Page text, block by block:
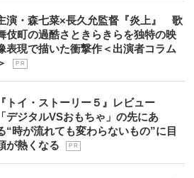
演・森七菜×長久允監督『炎上』 歌
伎町の過酷さときらきらを独特の映
表現で描いた衝撃作＜出演者コラム
P R
『トイ・ストーリー５』レビュー
「デジタルVSおもちゃ」の先にあ
“時が流れても変わらないもの”に目
が熱くなる
P R